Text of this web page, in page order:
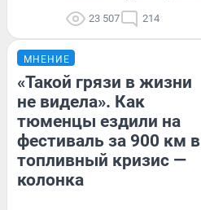
23 507 214
МНЕНИЕ
«Такой грязи в жизни
не видела». Как
тюменцы ездили на
фестиваль за 900 км в
топливный кризис —
колонка